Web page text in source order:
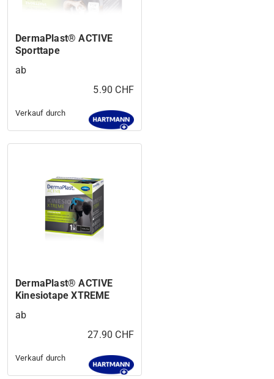
DermaPlast® ACTIVE
Sporttape
ab
5.90 CHF
Verkauf durch
DermaPlast® ACTIVE
Kinesiotape XTREME
ab
27.90 CHF
Verkauf durch